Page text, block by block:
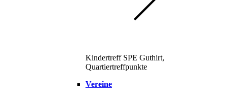
Kindertreff SPE Guthirt,
Quartiertreffpunkte
Vereine